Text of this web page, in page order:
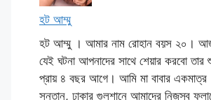
হট আম্মু
হট আম্মু । আমার নাম রোহান বয়স ২০।
যেই ঘটনা আপনাদের সাথে শেয়ার করবো
প্রায় ৪ বছর আগে। আমি মা বাবার একমাত্র
সন্তান, ঢাকার গুলশানে আমাদের নিজস্ব